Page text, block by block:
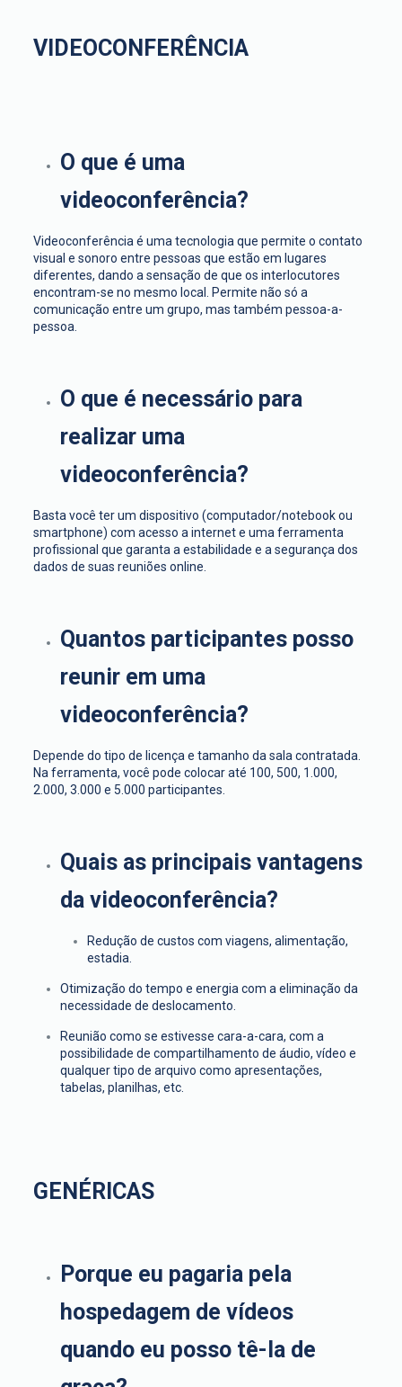
VIDEOCONFERÊNCIA
O que é uma
videoconferência?
Videoconferência é uma tecnologia que permite o contato
visual e sonoro entre pessoas que estão em lugares
diferentes, dando a sensação de que os interlocutores
encontram-se no mesmo local. Permite não só a
comunicação entre um grupo, mas também pessoa-a-
pessoa.
O que é necessário para
realizar uma
videoconferência?
Basta você ter um dispositivo (computador/notebook ou
smartphone) com acesso a internet e uma ferramenta
profissional que garanta a estabilidade e a segurança dos
dados de suas reuniões online.
Quantos participantes posso
reunir em uma
videoconferência?
Depende do tipo de licença e tamanho da sala contratada.
Na ferramenta, você pode colocar até 100, 500, 1.000,
2.000, 3.000 e 5.000 participantes.
Quais as principais vantagens
da videoconferência?
Redução de custos com viagens, alimentação,
estadia.
Otimização do tempo e energia com a eliminação da
necessidade de deslocamento.
Reunião como se estivesse cara-a-cara, com a
possibilidade de compartilhamento de áudio, vídeo e
qualquer tipo de arquivo como apresentações,
tabelas, planilhas, etc.
GENÉRICAS
Porque eu pagaria pela
hospedagem de vídeos
quando eu posso tê-la de